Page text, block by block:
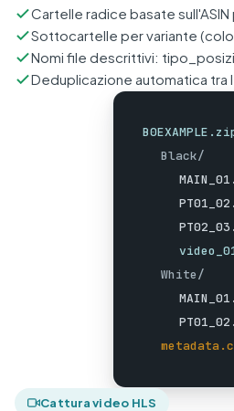
Cartelle radice basate
Sottocartelle per variante
Nomi file descrittivi:
Deduplicazione automatica tra
Black/
White/
Cattura video HLS